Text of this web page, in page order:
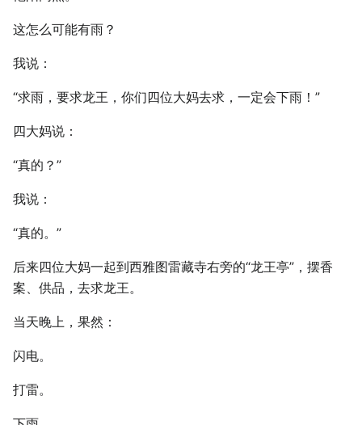
这怎么可能有雨？
我说：
“求雨，要求龙王，你们四位大妈去求，一定会下雨！”
四大妈说：
“真的？”
我说：
“真的。”
后来四位大妈一起到西雅图雷藏寺右旁的“龙王亭”，摆香
案、供品，去求龙王。
当天晚上，果然：
闪电。
打雷。